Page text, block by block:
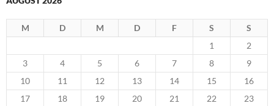
M D M D F S S
1
2
3
4 5 6 7 8
9
10
11 12 13 14 15
16
17
18 19 20 21 22
23